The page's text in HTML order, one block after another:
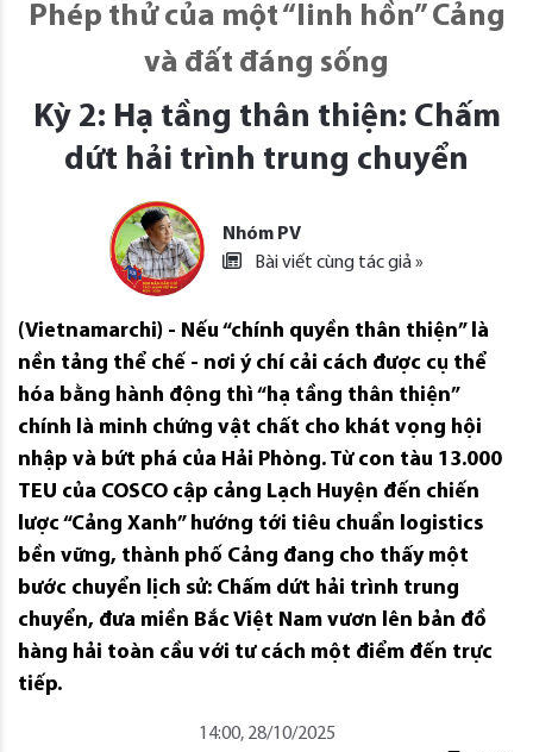
Phép thử của một “linh hồn” Cảng
và đất đáng sống
Kỳ 2: Hạ tầng thân thiện: Chấm
dứt hải trình trung chuyển
Nhóm PV
Bài viết cùng tác giả »
(Vietnamarchi) - Nếu “chính quyền thân thiện” là
nền tảng thể chế - nơi ý chí cải cách được cụ thể
hóa bằng hành động thì “hạ tầng thân thiện”
chính là minh chứng vật chất cho khát vọng hội
nhập và bứt phá của Hải Phòng. Từ con tàu 13.000
TEU của COSCO cập cảng Lạch Huyện đến chiến
lược “Cảng Xanh” hướng tới tiêu chuẩn logistics
bền vững, thành phố Cảng đang cho thấy một
bước chuyển lịch sử: Chấm dứt hải trình trung
chuyển, đưa miền Bắc Việt Nam vươn lên bản đồ
hàng hải toàn cầu với tư cách một điểm đến trực
tiếp.
14:00, 28/10/2025